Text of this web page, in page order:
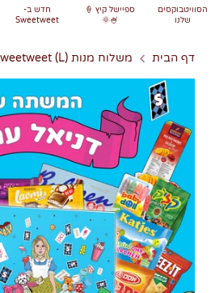
הסוויטבוקסים
שלנו
ספיישל קיץ 🍦
🍧🌞
חדש ב-
Sweetweet
דף הבית משלוח מנות danielle amit X sweetweet (L)